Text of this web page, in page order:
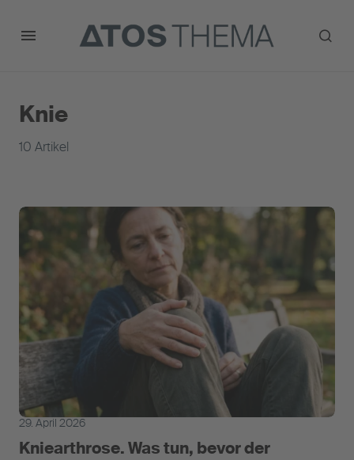
Knie
10 Artikel
29. April 2026
Kniearthrose. Was tun, bevor der